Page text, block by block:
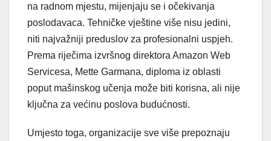
na radnom mjestu, mijenjaju se i očekivanja
poslodavaca. Tehničke vještine više nisu jedini,
niti najvažniji preduslov za profesionalni uspjeh.
Prema riječima izvršnog direktora Amazon Web
Servicesa, Mette Garmana, diploma iz oblasti
poput mašinskog učenja može biti korisna, ali nije
ključna za većinu poslova budućnosti.
Umjesto toga, organizacije sve više prepoznaju